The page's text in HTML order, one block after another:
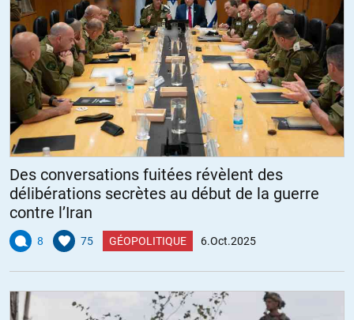
Des conversations fuitées révèlent des
délibérations secrètes au début de la guerre
contre l’Iran
8 75 GÉOPOLITIQUE 6.Oct.2025